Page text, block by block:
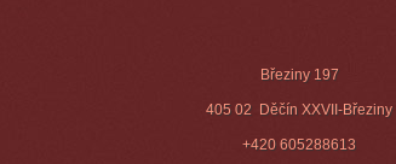
Březiny 197
405 02 Děčín XXVII-Březiny
+420 605288613